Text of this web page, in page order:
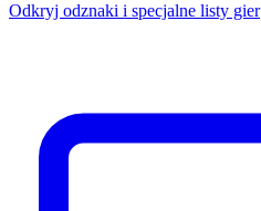
Odkryj odznaki i specjalne listy gier